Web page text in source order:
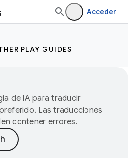
Acceder
PLAY GUIDES
de IA para traducir
Las traducciones
contener errores.